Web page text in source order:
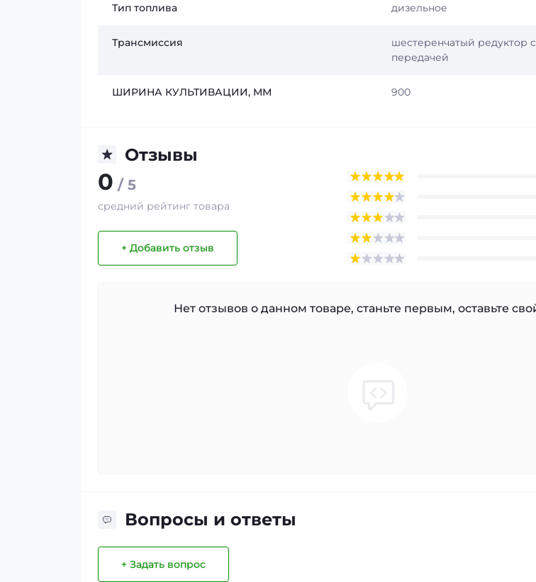
Тип топлива дизельное
Трансмиссия
шестеренчатый редуктор
передачей
ШИРИНА КУЛЬТИВАЦИИ, ММ 900
Отзывы
0 / 5
средний рейтинг товара
+ Добавить отзыв
Нет отзывов о данном товаре, станьте первым, оставьте
Вопросы и ответы
+ Задать вопрос